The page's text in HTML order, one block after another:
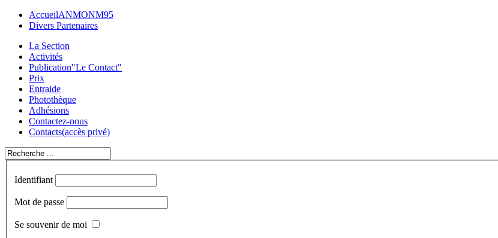
AccueilANMONM95
Divers Partenaires
La Section
Activités
Publication"Le Contact"
Prix
Entraide
Photothèque
Adhésions
Contactez-nous
Contacts(accès privé)
Identifiant
Mot de passe
Se souvenir de moi